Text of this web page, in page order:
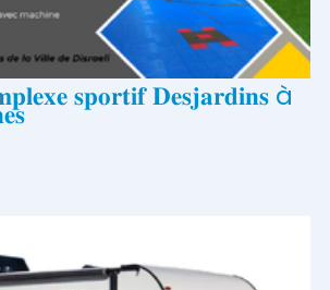
𝐬𝐩𝐨𝐫𝐭𝐢𝐟 𝐃𝐞𝐬𝐣𝐚𝐫𝐝𝐢𝐧𝐬 à